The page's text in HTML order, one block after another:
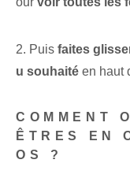
2. Puis faites
u souhaité en haut
COMMENT
ÊTRES EN
OS ?